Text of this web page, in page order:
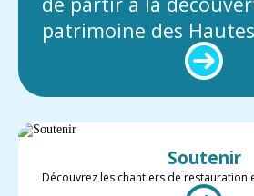
patrimoine des
Soutenir
Découvrez les chantiers de restauration